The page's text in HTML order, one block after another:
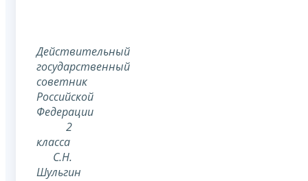
Действительный
государственный
советник
Российской
Федерации
2
класса
С.Н.
Шульгин